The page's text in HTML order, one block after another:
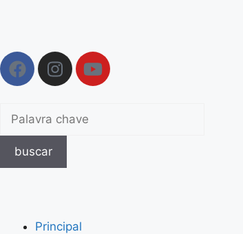
buscar
Principal